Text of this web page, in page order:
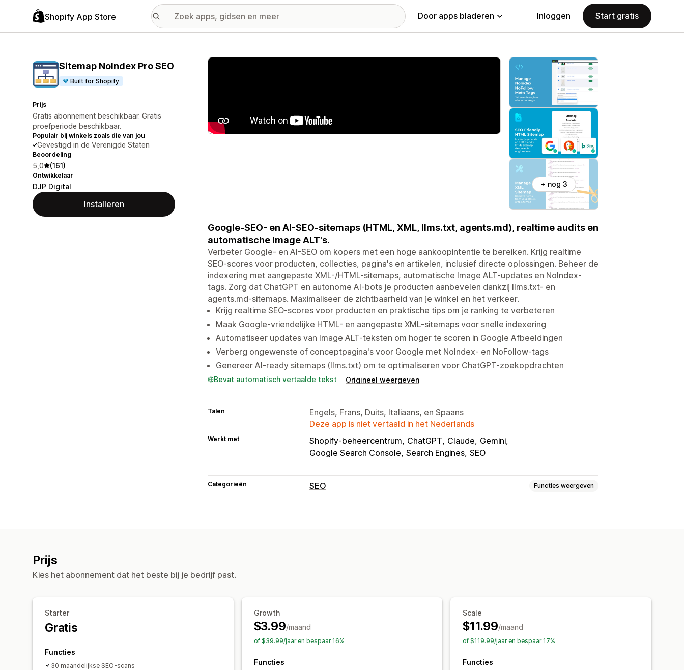
Shopify App Store Door apps bladeren Inloggen Start gratis
Sitemap NoIndex Pro SEO
Built for Shopify
Prijs
Gratis abonnement beschikbaar. Gratis
proefperiode beschikbaar.
Populair bij winkels zoals die van jou
Gevestigd in de Verenigde Staten
Beoordeling
5,0 (161)
Ontwikkelaar
DJP Digital
Installeren
Galerij met uitgelichte afbeeldingen
+ nog 3
Google-SEO- en AI-SEO-sitemaps (HTML, XML, llms.txt, agents.md), realtime audits en
automatische Image ALT's.
Verbeter Google- en AI-SEO om kopers met een hoge aankoopintentie te bereiken. Krijg realtime
SEO-scores voor producten, collecties, pagina's en artikelen, inclusief directe oplossingen. Beheer de
indexering met aangepaste XML-/HTML-sitemaps, automatische Image ALT-updates en NoIndex-
tags. Zorg dat ChatGPT en autonome AI-bots je producten aanbevelen dankzij llms.txt- en
agents.md-sitemaps. Maximaliseer de zichtbaarheid van je winkel en het verkeer.
Krijg realtime SEO-scores voor producten en praktische tips om je ranking te verbeteren
Maak Google-vriendelijke HTML- en aangepaste XML-sitemaps voor snelle indexering
Automatiseer updates van Image ALT-teksten om hoger te scoren in Google Afbeeldingen
Verberg ongewenste of conceptpagina's voor Google met NoIndex- en NoFollow-tags
Genereer AI-ready sitemaps (llms.txt) om te optimaliseren voor ChatGPT-zoekopdrachten
Bevat automatisch vertaalde tekst Origineel weergeven
Talen
Engels, Frans, Duits, Italiaans, en Spaans
Deze app is niet vertaald in het Nederlands
Werkt met Shopify-beheercentrum ChatGPT Claude Gemini
Google Search Console Search Engines SEO
Categorieën SEO Functies weergeven
Inzichten en tips
Websiteverkeer
Prijs
Kies het abonnement dat het beste bij je bedrijf past.
Starter
Gratis
Functies
30 maandelijkse SEO-scans
Growth
$3.99/maand
of $39.99/jaar en bespaar 16%
Functies
Scale
$11.99/maand
of $119.99/jaar en bespaar 17%
Functies